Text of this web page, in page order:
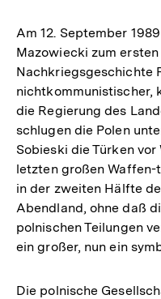
Am 12. September
Mazowiecki zum
Nachkriegsgeschichte
nichtkommunistischer,
die Regierung des
schlugen die Polen
Sobieski die Türken
letzten großen
in der zweiten Hälfte
Abendland, ohne daß
polnischen Teilungen
ein großer, nun ein
Die polnische